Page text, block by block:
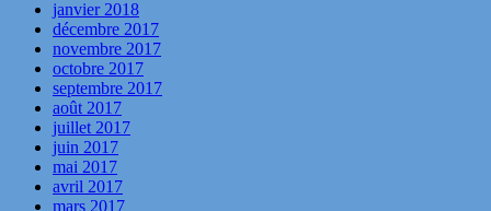
janvier 2018
décembre 2017
novembre 2017
octobre 2017
septembre 2017
août 2017
juillet 2017
juin 2017
mai 2017
avril 2017
mars 2017